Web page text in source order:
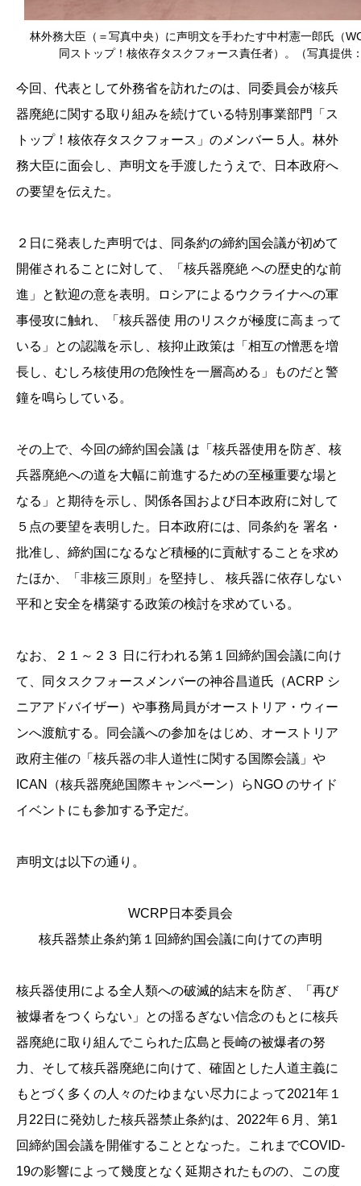
林外務大臣（＝写真中央）に声明文を手わたす中村憲一郎氏（
同ストップ！核依存タスクフォース責任者）。（写真提供
今回、代表として外務省を訪れたのは、同委員会が核兵
器廃絶に関する取り組みを続けている特別事業部門「ス
トップ！核依存タスクフォース」のメンバー５人。林外
務大臣に面会し、声明文を手渡したうえで、日本政府へ
の要望を伝えた。
２日に発表した声明では、同条約の締約国会議が初めて
開催されることに対して、「核兵器廃絶 への歴史的な前
進」と歓迎の意を表明。ロシアによるウクライナへの軍
事侵攻に触れ、「核兵器使 用のリスクが極度に高まって
いる」との認識を示し、核抑止政策は「相互の憎悪を増
長し、むしろ核使用の危険性を一層高める」ものだと警
鐘を鳴らしている。
その上で、今回の締約国会議 は「核兵器使用を防ぎ、核
兵器廃絶への道を大幅に前進するための至極重要な場と
なる」と期待を示し、関係各国および日本政府に対して
５点の要望を表明した。日本政府には、同条約を 署名・
批准し、締約国になるなど積極的に貢献することを求め
たほか、「非核三原則」を堅持し、 核兵器に依存しない
平和と安全を構築する政策の検討を求めている。
なお、２１～２３ 日に行われる第１回締約国会議に向け
て、同タスクフォースメンバーの神谷昌道氏（ACRP シ
ニアアドバイザー）や事務局員がオーストリア・ウィー
ンへ渡航する。同会議への参加をはじめ、オーストリア
政府主催の「核兵器の非人道性に関する国際会議」や
ICAN（核兵器廃絶国際キャンペーン）らNGO のサイド
イベントにも参加する予定だ。
声明文は以下の通り。
WCRP日本委員会
核兵器禁止条約第１回締約国会議に向けての声明
核兵器使用による全人類への破滅的結末を防ぎ、「再び
被爆者をつくらない」との揺るぎない信念のもとに核兵
器廃絶に取り組んでこられた広島と長崎の被爆者の努
力、そして核兵器廃絶に向けて、確固とした人道主義に
もとづく多くの人々のたゆまない尽力によって2021年１
月22日に発効した核兵器禁止条約は、2022年６月、第1
回締約国会議を開催することとなった。これまでCOVID-
19の影響によって幾度となく延期されたものの、この度